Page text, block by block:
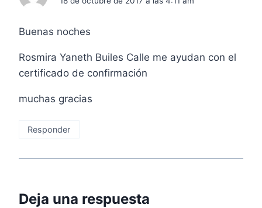
Buenas noches
Rosmira Yaneth Builes Calle me ayudan con el
certificado de confirmación
muchas gracias
Responder
Deja una respuesta